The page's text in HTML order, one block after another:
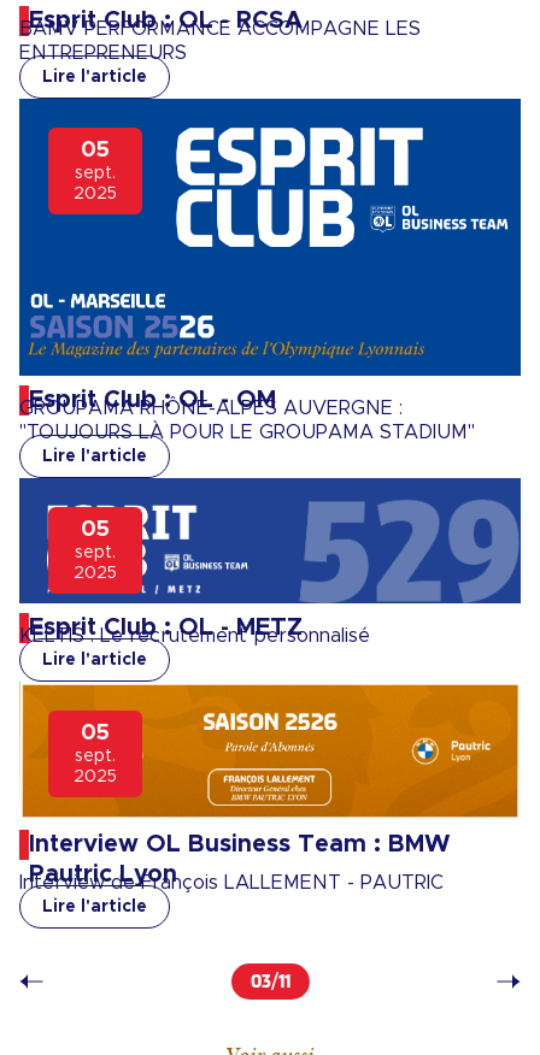
Esprit Club : OL - RCSA
BAMV PERFORMANCE ACCOMPAGNE LES
ENTREPRENEURS
Lire l'article
Esprit Club : OL - OM
05
sept.
2025
GROUPAMA RHÔNE-ALPES AUVERGNE :
"TOUJOURS LÀ POUR LE GROUPAMA STADIUM"
Lire l'article
Esprit Club : OL - METZ
05
sept.
2025
KELTIS : Le recrutement personnalisé
Lire l'article
Interview OL Business Team : BMW
Pautric Lyon
05
sept.
2025
Interview de François LALLEMENT - PAUTRIC
Lire l'article
03/11